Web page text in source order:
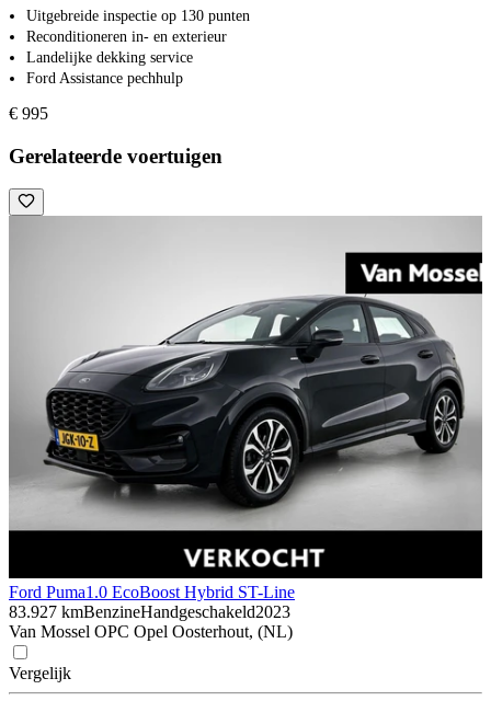
Uitgebreide inspectie op 130 punten
Reconditioneren in- en exterieur
Landelijke dekking service
Ford Assistance pechhulp
€ 995
Gerelateerde voertuigen
Ford Puma1.0 EcoBoost Hybrid ST-Line
83.927 kmBenzineHandgeschakeld2023
Van Mossel OPC Opel Oosterhout, (NL)
Vergelijk